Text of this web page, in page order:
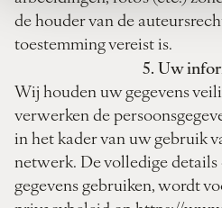
de houder van de
toestemming vereist is.
5. Uw
Wij houden uw gegevens
verwerken de
in het kader van uw gebruik
netwerk. De volledige
gegevens gebruiken, wordt